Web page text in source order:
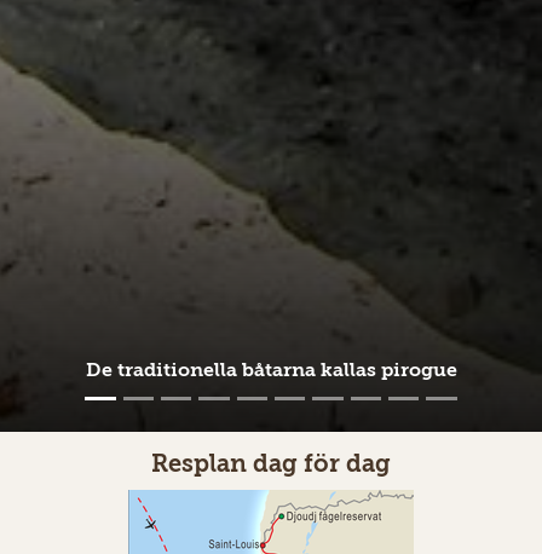
De traditionella båtarna kallas pirogue
Resplan dag för dag